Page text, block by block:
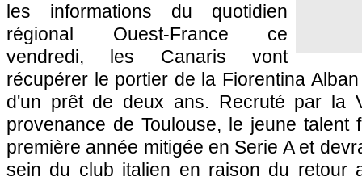
les informations du quotidien
régional Ouest-France ce
vendredi, les Canaris vont
récupérer le portier de la Fiorentina
d'un prêt de deux ans. Recruté par la
provenance de Toulouse, le jeune talent
première année mitigée en Serie A et
sein du club italien en raison du retour